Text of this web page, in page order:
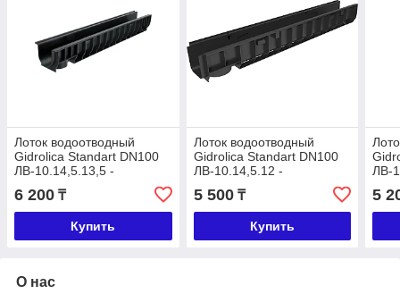
Лоток водоотводный
Gidrolica Standart DN100
ЛВ-10.14,5.13,5 -
пластиковый
6 200 ₸
Купить
Лоток водоотводный
Gidrolica Standart DN100
ЛВ-10.14,5.12 -
пластиковый
5 500₸
Купить
ЛВ-
5
О нас